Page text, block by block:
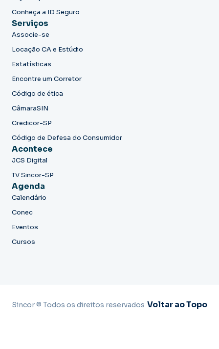
Conheça a ID Seguro
Serviços
Associe-se
Locação CA e Estúdio
Estatísticas
Encontre um Corretor
Código de ética
CâmaraSIN
Credicor-SP
Código de Defesa do Consumidor
Acontece
JCS Digital
TV Sincor-SP
Agenda
Calendário
Conec
Eventos
Cursos
Sincor © Todos os direitos reservados Voltar ao Topo